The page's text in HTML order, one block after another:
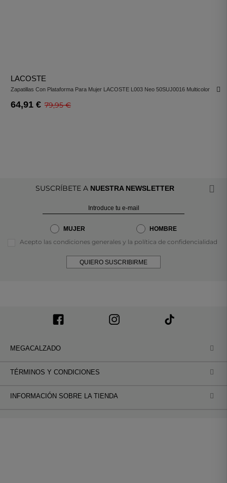
LACOSTE
Zapatillas Con Plataforma Para Mujer LACOSTE L003 Neo 50SUJ0016 Multicolor
Verde
64,91 € 79,95 €
SUSCRÍBETE A NUESTRA NEWSLETTER
MUJER HOMBRE
Acepto las condiciones generales y la política de confidencialidad
QUIERO SUSCRIBIRME
MEGACALZADO
TÉRMINOS Y CONDICIONES
INFORMACIÓN SOBRE LA TIENDA